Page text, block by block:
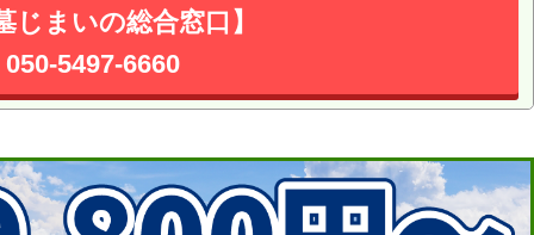
じまいの総合窓口】
050-5497-6660